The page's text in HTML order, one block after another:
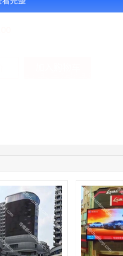
联系了该媒体所在商家
联系了该媒体所在商家
联系了该媒体所在商家
联系了该媒体所在商家
联系了该媒体所在商家
联系了该媒体所在商家
联系了该媒体所在商家
联系了该媒体所在商家